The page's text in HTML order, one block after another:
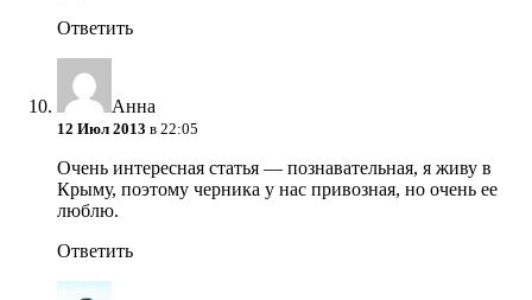
Ответить
Анна
12 Июл 2013 в 22:05
Очень интересная статья — познавательная, я живу в
Крыму, поэтому черника у нас привозная, но очень ее
люблю.
Ответить